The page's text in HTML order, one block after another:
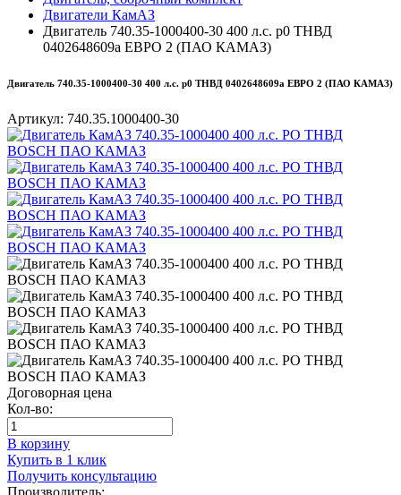
Двигатели КамАЗ
Двигатель 740.35-1000400-30 400 л.с. р0 ТНВД
0402648609а ЕВРО 2 (ПАО КАМАЗ)
Двигатель 740.35-1000400-30 400 л.с. р0 ТНВД 0402648609а ЕВРО 2 (ПАО КАМАЗ)
Артикул: 740.35.1000400-30
Договорная цена
Кол-во:
В корзину
Купить в 1 клик
Получить консультацию
Производитель: